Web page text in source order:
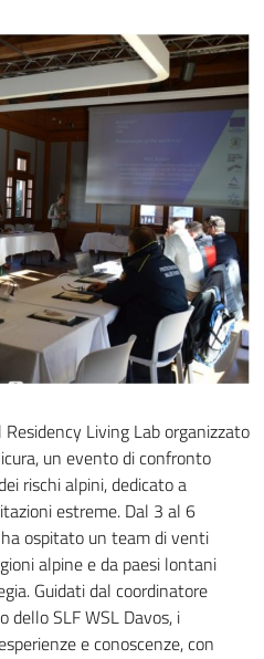
Living Lab organizzato
un evento di confronto
rischi alpini, dedicato a
estreme. Dal 3 al 6
ospitato un team di venti
alpine e da paesi lontani
Guidati dal coordinatore
dello SLF WSL Davos, i
e conoscenze, con